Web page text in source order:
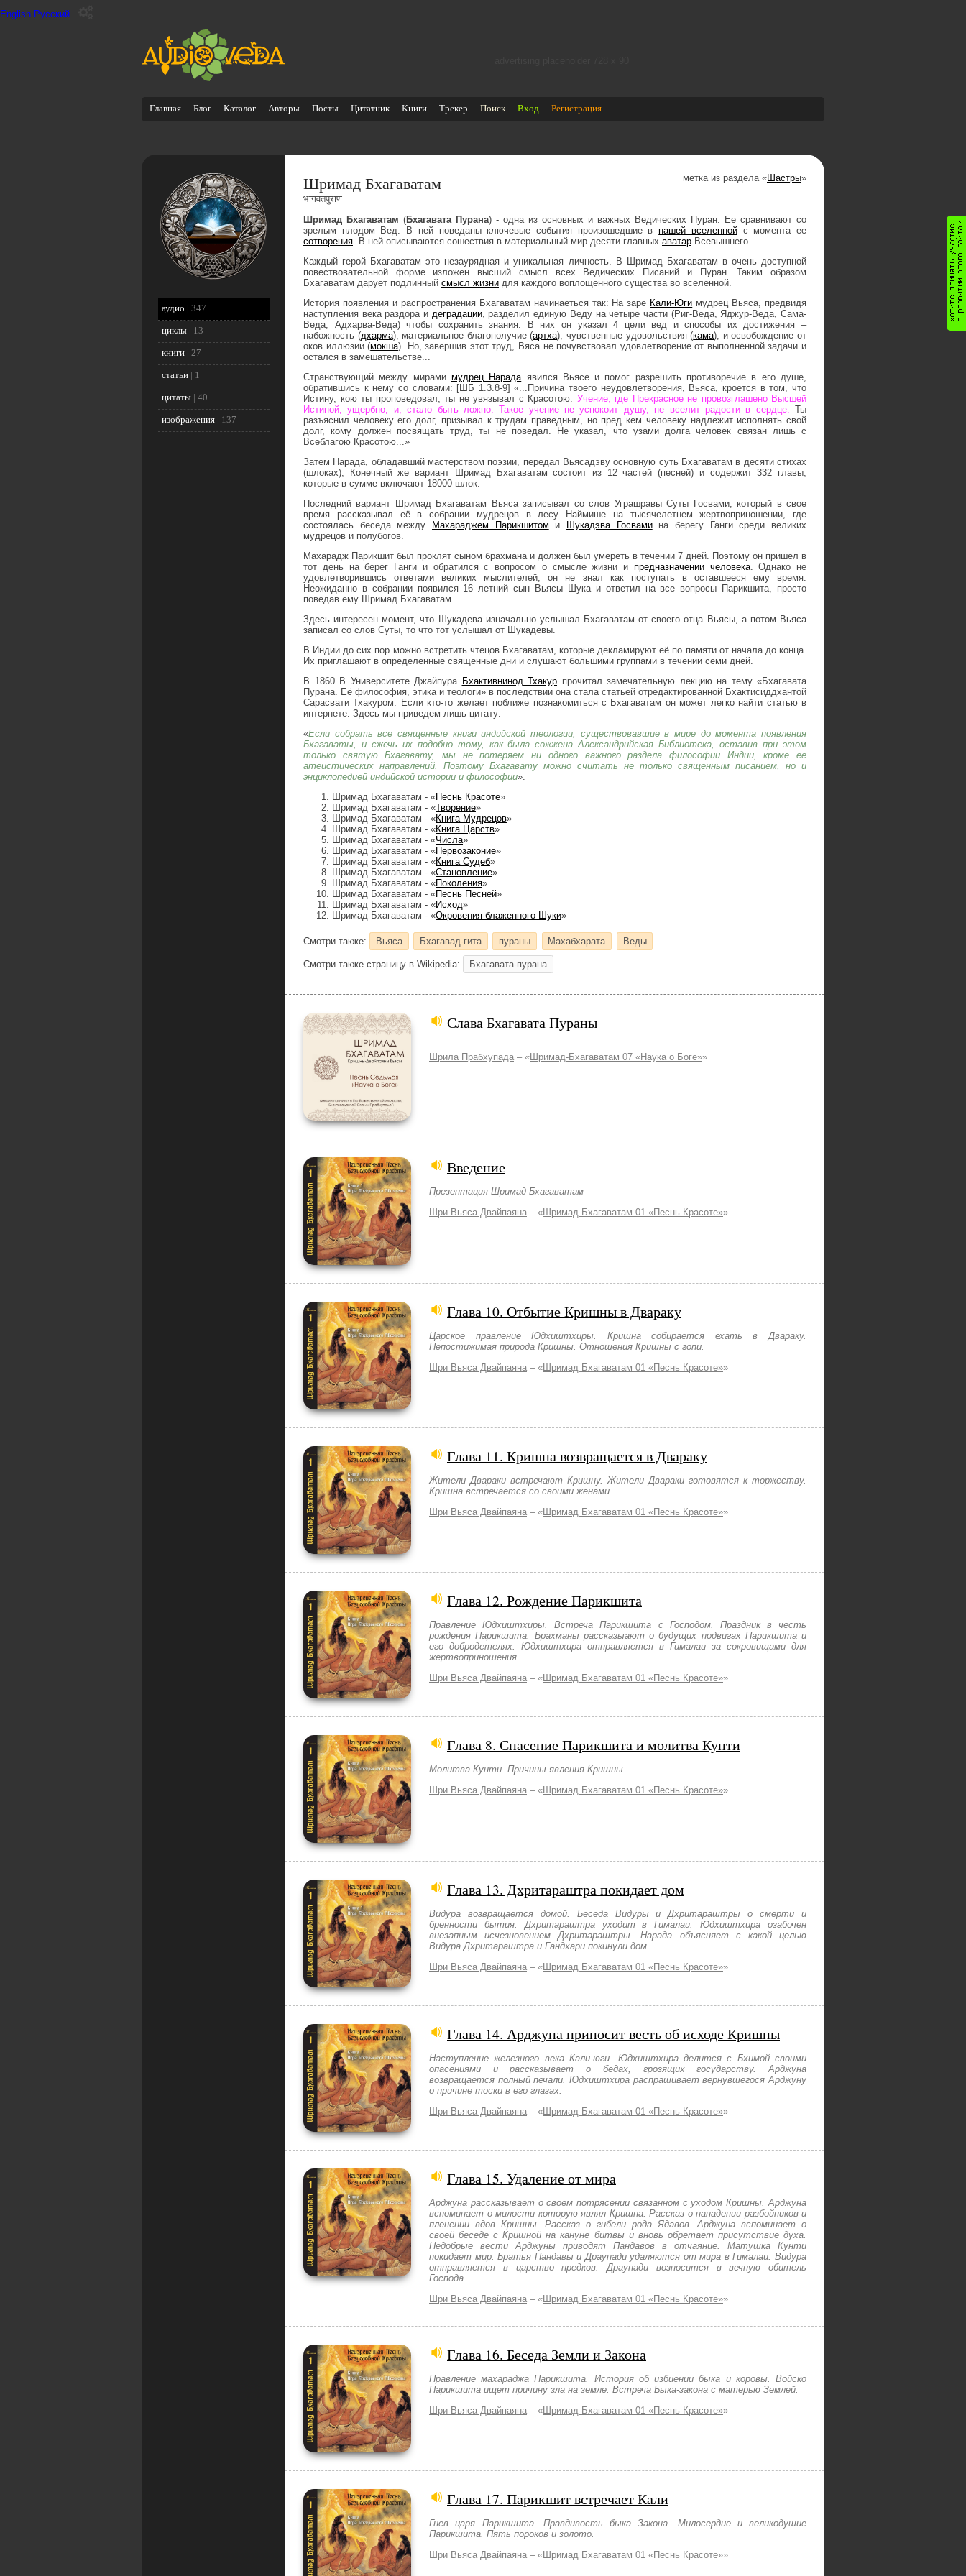
English Русский
Главная Блог Каталог Авторы Посты Цитатник Книги Трекер Поиск Вход Регистрация
аудио | 347
циклы| 13
книги| 27
статьи| 1
цитаты| 40
изображения| 137
Шримад Бхагаватам
भागवतपुराण
Шримад Бхагаватам (Бхагавата Пурана) - одна из основных и важных Ведических Пуран. Ее сравнивают со
зрелым плодом Вед. В ней поведаны ключевые события произошедшие внашей вселеннойс момента ее
сотворения. В ней описываются сошествия в материальный мир десяти главных аватар Всевышнего.
Каждый герой Бхагаватам это незаурядная и уникальная личность. В Шримад Бхагаватам в очень доступной
повествовательной форме изложен высший смысл всех Ведических Писаний и Пуран. Таким образом
Бхагаватам дарует подлинный смысл жизни для каждого воплощенного существа во вселенной.
История появления и распространения Бхагаватам начинаеться так: На заре Кали-Юги мудрец Вьяса, предвидя
наступления века раздора и деградации, разделил единую Веду на четыре части (Риг-Веда, Яджур-Веда, Сама-
Веда, Адхарва-Веда) чтобы сохранить знания. В них он указал 4 цели вед и способы их достижения –
набожность (дхарма), материальное благополучие (артха), чувственные удовольствия (кама), и освобождение от
оков иллюзии (мокша). Но, завершив этот труд, Вяса не почувствовал удовлетворение от выполненной задачи и
остался в замешательстве...
Странствующий между мирами мудрец Нарадаявился Вьясе и помог разрешить противоречие в его душе,
обратившись к нему со словами: [ШБ 1.3.8-9] «...Причина твоего неудовлетворения, Вьяса, кроется в том, что
Истину, кою ты проповедовал, ты не увязывал с Красотою. Учение, где Прекрасное не провозглашено Высшей
Истиной, ущербно, и, стало быть ложно. Такое учение не уcпокоит душу, не вселит радости в сердце. Ты
разъяснил человеку его долг, призывал к трудам праведным, но пред кем человеку надлежит исполнять свой
долг, кому должен посвящать труд, ты не поведал. Не указал, что узами долга человек связан лишь с
Всеблагою Красотою...»
Затем Нарада, обладавший мастерством поэзии, передал Вьясадэву основную суть Бхагаватам в десяти стихах
(шлоках), Конечный же вариант Шримад Бхагаватам состоит из 12 частей (песней) и содержит 332 главы,
которые в сумме включают 18000 шлок.
Последний вариант Шримад Бхагаватам Вьяса записывал со слов Уграшравы Суты Госвами, который в свое
время рассказывал её в собрании мудрецов в лесу Наймише на тысячелетнем жертвоприношении, где
состоялась беседа между
Махараджем Парикшитом и Шукадэва Госвамина берегу Ганги среди великих
мудрецов и полубогов.
Махарадж Парикшит был проклят сыном брахмана и должен был умереть в течении 7 дней. Поэтому он пришел в
тот день на берег Ганги и обратился с вопросом о смысле жизни и предназначении человека. Однако не
удовлетворившись ответами великих мыслителей, он не знал как поступать в оставшееся ему время.
Неожиданно в собрании появился 16 летний сын Вьясы Шука и ответил на все вопросы Парикшита, просто
поведав ему Шримад Бхагаватам.
Здесь интересен момент, что Шукадева изначально услышал Бхагаватам от своего отца Вьясы, а потом Вьяса
записал со слов Суты, то что тот услышал от Шукадевы.
В Индии до сих пор можно встретить чтецов Бхагаватам, которые декламируют её по памяти от начала до конца.
Их приглашают в определенные священные дни и слушают большими группами в течении семи дней.
В 1860 В Университете Джайпура Бхактивнинод Тхакур прочитал замечательную лекцию на тему «Бхагавата
Пурана. Её философия, этика и теологи» в последствии она стала статьей отредактированной Бхактисиддхантой
Сарасвати Тхакуром. Если кто-то желает поближе познакомиться с Бхагаватам он может легко найти статью в
интернете. Здесь мы приведем лишь цитату:
«Если собрать все священные книги индийской теологии, существовавшие в мире до момента появления
Бхагаваты, и сжечь их подобно тому, как была сожжена Александрийская Библиотека, оставив при этом
только святую Бхагавату, мы не потеряем ни одного важного раздела философии Индии, кроме ее
атеистических направлений. Поэтому Бхагавату можно считать не только священным писанием, но и
энциклопедией индийской истории и философии».
Шримад Бхагаватам - «Песнь Красоте»
Шримад Бхагаватам - «Творение»
Шримад Бхагаватам - «Книга Мудрецов»
Шримад Бхагаватам - «Книга Царств»
Шримад Бхагаватам - «Числа»
Шримад Бхагаватам - «Первозаконие»
Шримад Бхагаватам - «Книга Судеб»
Шримад Бхагаватам - «Становление»
Шримад Бхагаватам - «Поколения»
Шримад Бхагаватам - «Песнь Песней»
Шримад Бхагаватам - «Исход»
Шримад Бхагаватам - «Окровения блаженного Шуки»
метка из раздела «Шастры»
Смотри также: Вьяса Бхагавад-гита пураны Махабхарата Веды
Смотри также страницу в Wikipedia: Бхагавата-пурана
Слава Бхагавата Пураны
Шрила Прабхупада – «Шримад-Бхагаватам 07 «Наука о Боге»»
Введение
Презентация Шримад Бхагаватам
Шри Вьяса Двайпаяна – «Шримад Бхагаватам 01 «Песнь Красоте»»
Глава 10. Отбытие Кришны в Двараку
Царское правление Юдхиштхиры. Кришна собирается ехать в Двараку.
Непостижимая природа Кришны. Отношения Кришны с гопи.
Шри Вьяса Двайпаяна – «Шримад Бхагаватам 01 «Песнь Красоте»»
Глава 11. Кришна возвращается в Двараку
Жители Двараки встречают Кришну. Жители Двараки готовятся к торжеству.
Кришна встречается со своими женами.
Шри Вьяса Двайпаяна – «Шримад Бхагаватам 01 «Песнь Красоте»»
Глава 12. Рождение Парикшита
Правление Юдхиштхиры. Встреча Парикшита с Господом. Праздник в честь
рождения Парикшита. Брахманы рассказыают о будущих подвигах Парикшита и
его добродетелях. Юдхиштхира отправляется в Гималаи за сокровищами для
жертвоприношения.
Шри Вьяса Двайпаяна – «Шримад Бхагаватам 01 «Песнь Красоте»»
Глава 8. Спасение Парикшита и молитва Кунти
Молитва Кунти. Причины явления Кришны.
Шри Вьяса Двайпаяна – «Шримад Бхагаватам 01 «Песнь Красоте»»
Глава 13. Дхритараштра покидает дом
Видура возвращается домой. Беседа Видуры и Дхритараштры о смерти и
бренности бытия. Дхритараштра уходит в Гималаи. Юдхиштхира озабочен
внезапным исчезновением Дхритараштры. Нарада объясняет с какой целью
Видура Дхритараштра и Гандхари покинули дом.
Шри Вьяса Двайпаяна – «Шримад Бхагаватам 01 «Песнь Красоте»»
Глава 14. Арджуна приносит весть об исходе Кришны
Наступление железного века Кали-юги. Юдхиштхира делится с Бхимой своими
опасениями и рассказывает о бедах, грозящих государству. Арджуна
возвращается полный печали. Юдхиштхира распрашивает вернувшегося Арджуну
о причине тоски в его глазах.
Шри Вьяса Двайпаяна – «Шримад Бхагаватам 01 «Песнь Красоте»»
Глава 15. Удаление от мира
Арджуна рассказывает о своем потрясении связанном с уходом Кришны. Арджуна
вспоминает о милости которую являл Кришна. Рассказ о нападении разбойников и
пленении вдов Кришны. Рассказ о гибели рода Ядавов. Арджуна вспоминает о
своей беседе с Кришной на кануне битвы и вновь обретает присутствие духа.
Недобрые вести Арджуны приводят Пандавов в отчаяние. Матушка Кунти
покидает мир. Братья Пандавы и Драупади удаляются от мира в Гималаи. Видура
отправляется в царство предков. Драупади возносится в вечную обитель
Господа.
Шри Вьяса Двайпаяна – «Шримад Бхагаватам 01 «Песнь Красоте»»
Глава 16. Беседа Земли и Закона
Правление махараджа Парикшита. История об избиении быка и коровы. Войско
Парикшита ищет причину зла на земле. Встреча Быка-закона с матерью Землей.
Шри Вьяса Двайпаяна – «Шримад Бхагаватам 01 «Песнь Красоте»»
Глава 17. Парикшит встречает Кали
Гнев царя Парикшита. Правдивость быка Закона. Милосердие и великодушие
Парикшита. Пять пороков и золото.
Шри Вьяса Двайпаяна – «Шримад Бхагаватам 01 «Песнь Красоте»»